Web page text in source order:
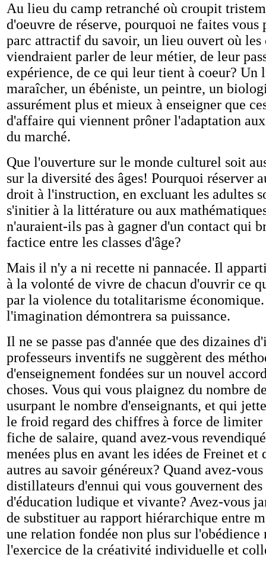
Au lieu du camp retranché où croupit
d'oeuvre de réserve, pourquoi ne faites vous
parc attractif du savoir, un lieu ouvert où les
viendraient parler de leur métier, de leur
expérience, de ce qui leur tient à coeur? Un
maraîcher, un ébéniste, un peintre, un
assurément plus et mieux à enseigner que
d'affaire qui viennent prôner l'adaptation
du marché.
Que l'ouverture sur le monde culturel soit
sur la diversité des âges! Pourquoi réserver
droit à l'instruction, en excluant les adultes
s'initier à la littérature ou aux
n'auraient-ils pas à gagner d'un contact qui
factice entre les classes d'âge?
Mais il n'y a ni recette ni pannacée. Il
à la volonté de vivre de chacun d'ouvrir ce
par la violence du totalitarisme
l'imagination démontrera sa puissance.
Il ne se passe pas d'année que des dizaines
professeurs inventifs ne suggèrent des
d'enseignement fondées sur un nouvel
choses. Vous qui vous plaignez du nombre
usurpant le nombre d'enseignants, et qui
le froid regard des chiffres à force de
fiche de salaire, quand avez-vous
menées plus en avant les idées de Freinet et
autres au savoir généreux? Quand avez-
distillateurs d'ennui qui vous gouvernent
d'éducation ludique et vivante? Avez-vous
de substituer au rapport hiérarchique entre
une relation fondée non plus sur l'obédience
l'exercice de la créativité individuelle et